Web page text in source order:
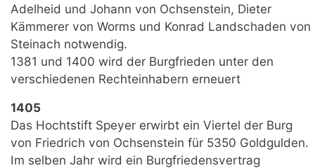
Adelheid und Johann von Ochsenstein, Dieter
Kämmerer von Worms und Konrad Landschaden von
Steinach notwendig.
1381 und 1400 wird der Burgfrieden unter den
verschiedenen Rechteinhabern erneuert
1405
Das Hochtstift Speyer erwirbt ein Viertel der Burg
von Friedrich von Ochsenstein für 5350 Goldgulden.
Im selben Jahr wird ein Burgfriedensvertrag